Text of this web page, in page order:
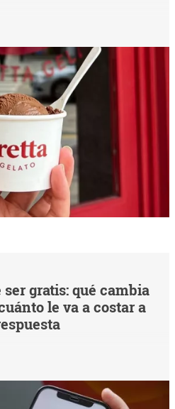
gratis: qué cambia
le va a costar a